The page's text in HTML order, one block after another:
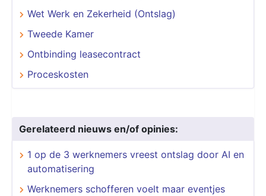
Wet Werk en Zekerheid (Ontslag)
Tweede Kamer
Ontbinding leasecontract
Proceskosten
Gerelateerd nieuws en/of opinies:
1 op de 3 werknemers vreest ontslag door AI en
automatisering
Werknemers schofferen voelt maar eventjes